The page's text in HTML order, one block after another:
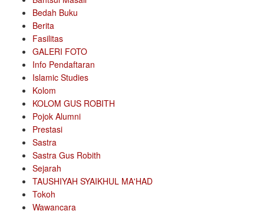
Bedah Buku
Berita
Fasilitas
GALERI FOTO
Info Pendaftaran
Islamic Studies
Kolom
KOLOM GUS ROBITH
Pojok Alumni
Prestasi
Sastra
Sastra Gus Robith
Sejarah
TAUSHIYAH SYAIKHUL MA'HAD
Tokoh
Wawancara